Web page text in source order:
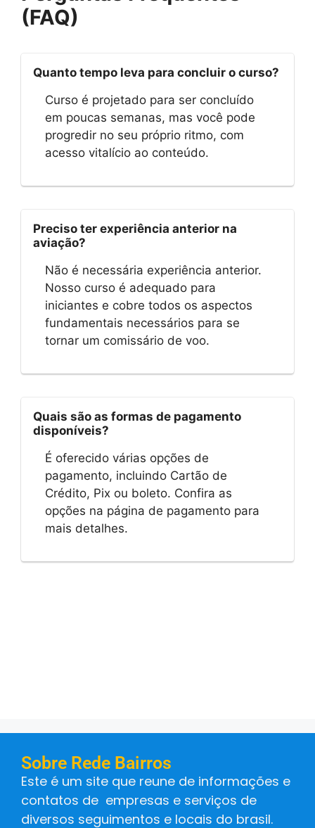
(FAQ)
Quanto tempo leva para concluir o curso?
Curso é projetado para ser concluído
em poucas semanas, mas você pode
progredir no seu próprio ritmo, com
acesso vitalício ao conteúdo.
Preciso ter experiência anterior na
aviação?
Não é necessária experiência anterior.
Nosso curso é adequado para
iniciantes e cobre todos os aspectos
fundamentais necessários para se
tornar um comissário de voo.
Quais são as formas de pagamento
disponíveis?
É oferecido várias opções de
pagamento, incluindo Cartão de
Crédito, Pix ou boleto. Confira as
opções na página de pagamento para
mais detalhes.
Sobre Rede Bairros
Este é um site que reune de informações e
contatos de empresas e serviços de
diversos seguimentos e locais do brasil.